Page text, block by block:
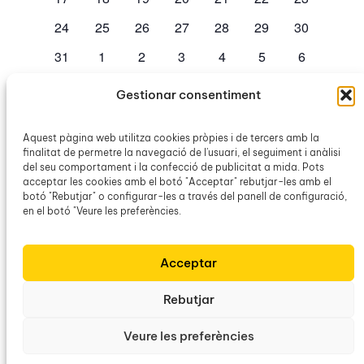
Gestionar consentiment
Aquest pàgina web utilitza cookies pròpies i de tercers amb la
finalitat de permetre la navegació de l'usuari, el seguiment i anàlisi
del seu comportament i la confecció de publicitat a mida. Pots
acceptar les cookies amb el botó "Acceptar" rebutjar-les amb el
botó "Rebutjar" o configurar-les a través del panell de configuració,
en el botó "Veure les preferències.
Acceptar
Rebutjar
Veure les preferències
0
24
0
25
0
26
0
27
0
28
0
29
0
30
0
31
0
1
0
2
0
3
0
4
0
5
0
6
Aquest mes set.
Subscriviu-vos al calendari